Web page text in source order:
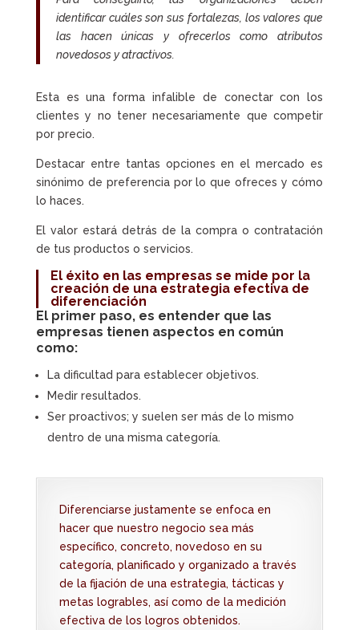
identificar cuáles son sus fortalezas, los valores que
las hacen únicas y ofrecerlos como atributos
novedosos y atractivos.
Esta es una forma infalible de conectar con los
clientes y no tener necesariamente que competir
por precio.
Destacar entre tantas opciones en el mercado es
sinónimo de preferencia por lo que ofreces y cómo
lo haces.
El valor estará detrás de la compra o contratación
de tus productos o servicios.
El éxito en las empresas se mide por la
creación de una estrategia efectiva de
diferenciación
El primer paso, es entender que las
empresas tienen aspectos en común
como:
La dificultad para establecer objetivos.
Medir resultados.
Ser proactivos; y suelen ser más de lo mismo
dentro de una misma categoría.
Diferenciarse justamente se enfoca en
hacer que nuestro negocio sea más
específico, concreto, novedoso en su
categoría, planificado y organizado a través
de la fijación de una estrategia, tácticas y
metas logrables, así como de la medición
efectiva de los logros obtenidos.